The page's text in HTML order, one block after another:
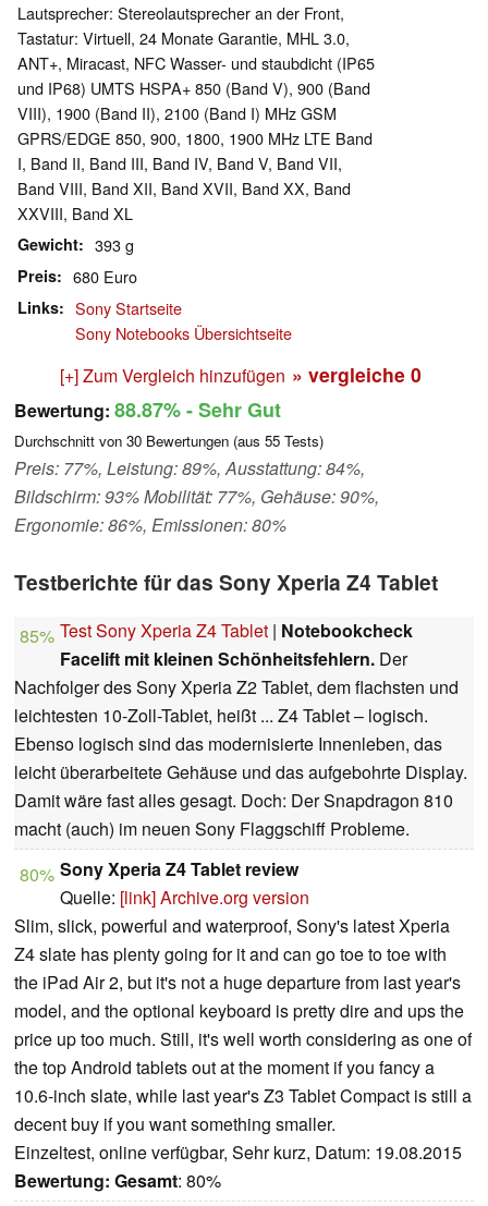
Lautsprecher: Stereolautsprecher an der Front,
Tastatur: Virtuell, 24 Monate Garantie, MHL 3.0,
ANT+, Miracast, NFC Wasser- und staubdicht (IP65
und IP68) UMTS HSPA+ 850 (Band V), 900 (Band
VIII), 1900 (Band II), 2100 (Band I) MHz GSM
GPRS/EDGE 850, 900, 1800, 1900 MHz LTE Band
I, Band II, Band III, Band IV, Band V, Band VII,
Band VIII, Band XII, Band XVII, Band XX, Band
XXVIII, Band XL
Gewicht 393 g
Preis 680 Euro
Links
Sony Startseite
Sony Notebooks Übersichtseite
[+] Zum Vergleich hinzufügen » vergleiche 0
Bewertung: 88.87%- Sehr Gut
Durchschnitt von 30 Bewertungen (aus 55 Tests)
Preis: 77%, Leistung: 89%, Ausstattung: 84%,
Bildschirm: 93% Mobilität: 77%, Gehäuse: 90%,
Ergonomie: 86%, Emissionen: 80%
Testberichte für das Sony Xperia Z4 Tablet
85% Test Sony Xperia Z4 Tablet | Notebookcheck
Facelift mit kleinen Schönheitsfehlern. Der
Nachfolger des Sony Xperia Z2 Tablet, dem flachsten und
leichtesten 10-Zoll-Tablet, heißt ... Z4 Tablet – logisch.
Ebenso logisch sind das modernisierte Innenleben, das
leicht überarbeitete Gehäuse und das aufgebohrte Display.
Damit wäre fast alles gesagt. Doch: Der Snapdragon 810
macht (auch) im neuen Sony Flaggschiff Probleme.
80% Sony Xperia Z4 Tablet review
Quelle: [link]Archive.org version
Slim, slick, powerful and waterproof, Sony's latest Xperia
Z4 slate has plenty going for it and can go toe to toe with
the iPad Air 2, but it's not a huge departure from last year's
model, and the optional keyboard is pretty dire and ups the
price up too much. Still, it's well worth considering as one of
the top Android tablets out at the moment if you fancy a
10.6-inch slate, while last year's Z3 Tablet Compact is still a
decent buy if you want something smaller.
Einzeltest, online verfügbar, Sehr kurz, Datum: 19.08.2015
Bewertung: Gesamt: 80%